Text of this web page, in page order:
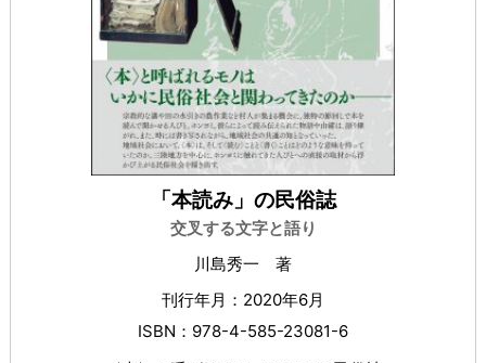
「本読み」の民俗誌
交叉する文字と語り
川島秀一 著
刊行年月：2020年6月
ISBN：978-4-585-23081-6